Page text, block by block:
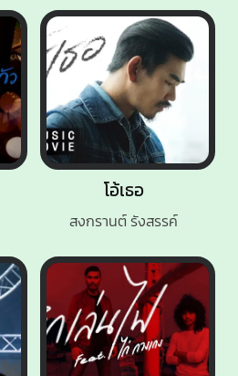
โอ้เธอ
สงกรานต์ รังสรรค์